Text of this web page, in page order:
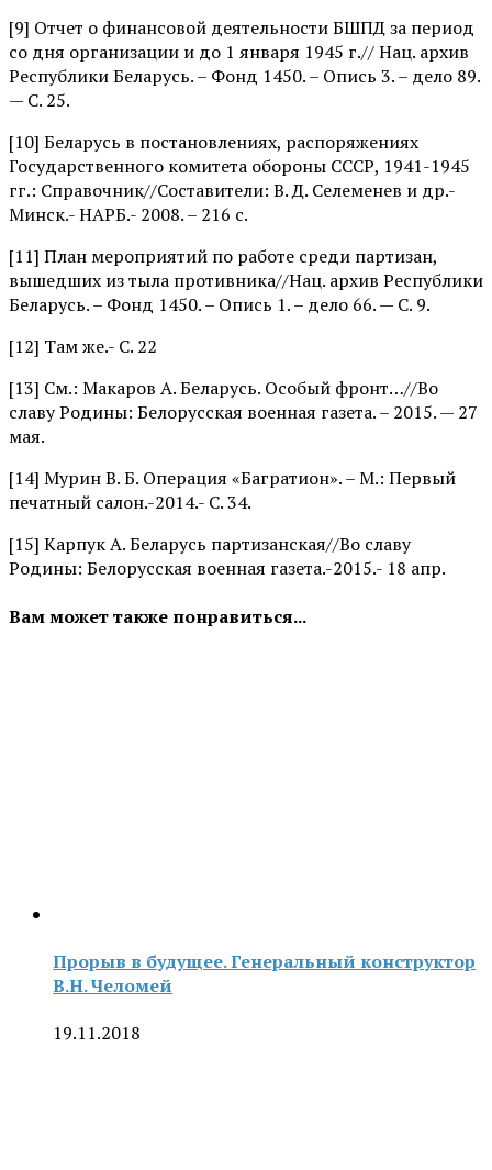
[9] Отчет о финансовой деятельности БШПД за период
со дня организации и до 1 января 1945 г.// Нац. архив
Республики Беларусь. – Фонд 1450. – Опись 3. – дело 89.
— С. 25.
[10] Беларусь в постановлениях, распоряжениях
Государственного комитета обороны СССР, 1941-1945
гг.: Справочник//Составители: В. Д. Селеменев и др.-
Минск.- НАРБ.- 2008. – 216 с.
[11] План мероприятий по работе среди партизан,
вышедших из тыла противника//Нац. архив Республики
Беларусь. – Фонд 1450. – Опись 1. – дело 66. — С. 9.
[12] Там же.- С. 22
[13] См.: Макаров А. Беларусь. Особый фронт…//Во
славу Родины: Белорусская военная газета. – 2015. — 27
мая.
[14] Мурин В. Б. Операция «Багратион». – М.: Первый
печатный салон.-2014.- С. 34.
[15] Карпук А. Беларусь партизанская//Во славу
Родины: Белорусская военная газета.-2015.- 18 апр.
Вам может также понравиться...
Прорыв в будущее. Генеральный конструктор
В.Н. Челомей
19.11.2018